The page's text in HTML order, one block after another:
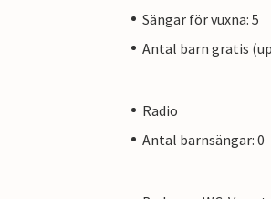
Sängar för vuxna: 5
Antal barn gratis
Radio
Antal barnsängar: 0